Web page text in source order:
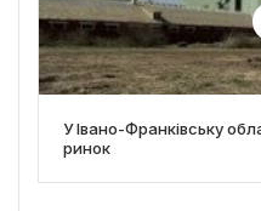
У Івано-Франківську
ринок